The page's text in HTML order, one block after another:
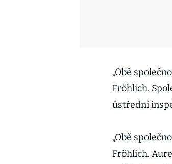
„Obě
Fröhlich.
ústřední
„Obě
Fröhlich.